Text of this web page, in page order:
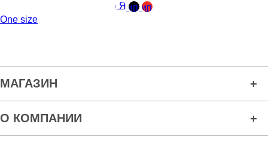
One size
МАГАЗИН
О КОМПАНИИ